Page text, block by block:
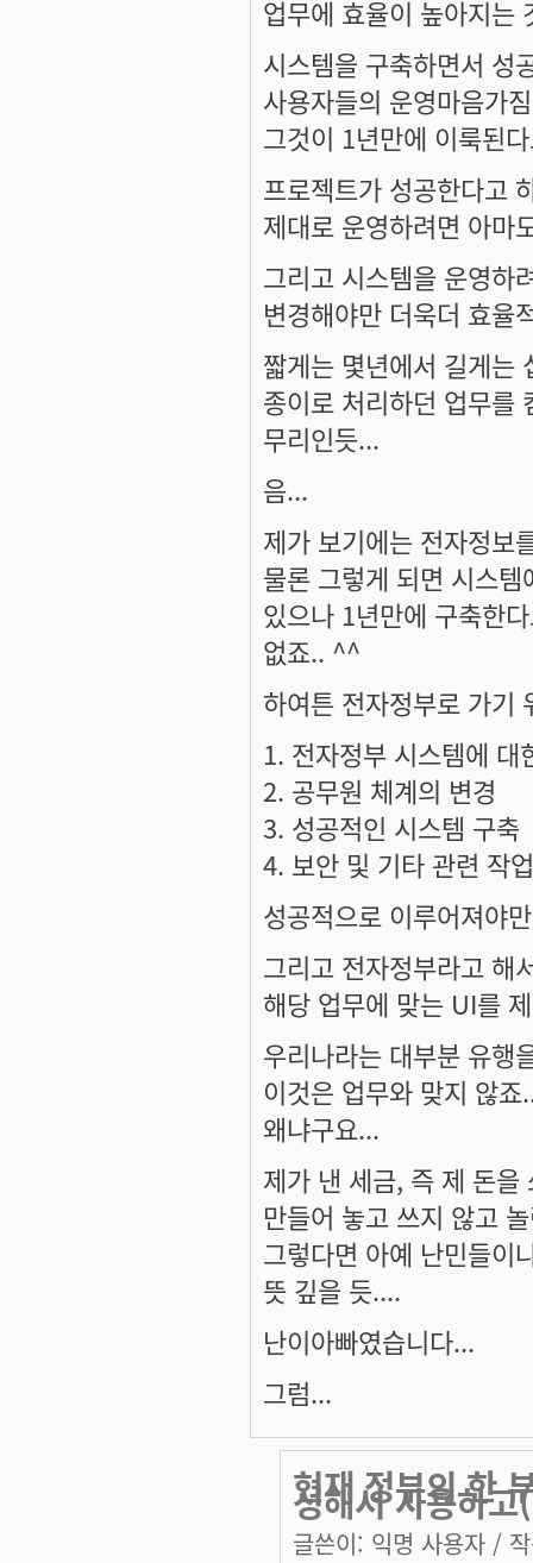
업무에 효율이 높아지는
시스템을 구축하면서 성
사용자들의 운영마음가
그것이 1년만에 이룩된
프로젝트가 성공한다고
제대로 운영하려면 아마
그리고 시스템을 운영하
변경해야만 더욱더 효율
짧게는 몇년에서 길게는
종이로 처리하던 업무를
무리인듯...
음...
제가 보기에는 전자정보
물론 그렇게 되면 시스
있으나 1년만에 구축한
없죠.. ^^
하여튼 전자정부로 가기
1. 전자정부 시스템에
2. 공무원 체계의 변경
3. 성공적인 시스템 구축
4. 보안 및 기타 관련 작
성공적으로 이루어져야
그리고 전자정부라고 해
해당 업무에 맞는 UI를
우리나라는 대부분 유행
이것은 업무와 맞지 않
왜냐구요...
제가 낸 세금, 즉 제 돈을
만들어 놓고 쓰지 않고
그렇다면 아예 난민들이
뜻 깊을 듯....
난이아빠였습니다...
그럼...
현재 정부의 한
성해서 사용하
글쓴이: 익명 사용자 /